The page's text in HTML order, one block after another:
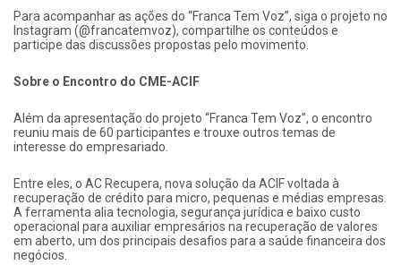
Para acompanhar as ações do “Franca Tem Voz”, siga o projeto no
Instagram (@francatemvoz), compartilhe os conteúdos e
participe das discussões propostas pelo movimento.
Sobre o Encontro do CME-ACIF
Além da apresentação do projeto “Franca Tem Voz”, o encontro
reuniu mais de 60 participantes e trouxe outros temas de
interesse do empresariado.
Entre eles, o AC Recupera, nova solução da ACIF voltada à
recuperação de crédito para micro, pequenas e médias empresas.
A ferramenta alia tecnologia, segurança jurídica e baixo custo
operacional para auxiliar empresários na recuperação de valores
em aberto, um dos principais desafios para a saúde financeira dos
negócios.